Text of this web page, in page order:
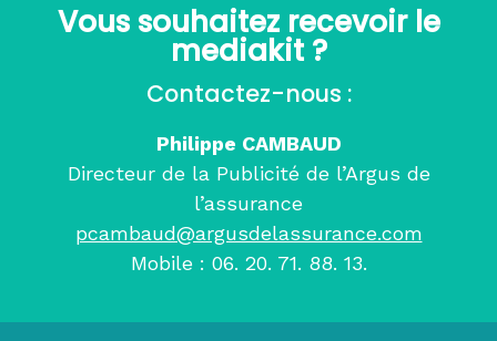
Vous souhaitez recevoir le
mediakit ?
Contactez-nous :
Philippe CAMBAUD
Directeur de la Publicité de l’Argus de
l’assurance
pcambaud@argusdelassurance.com
Mobile : 06. 20. 71. 88. 13.